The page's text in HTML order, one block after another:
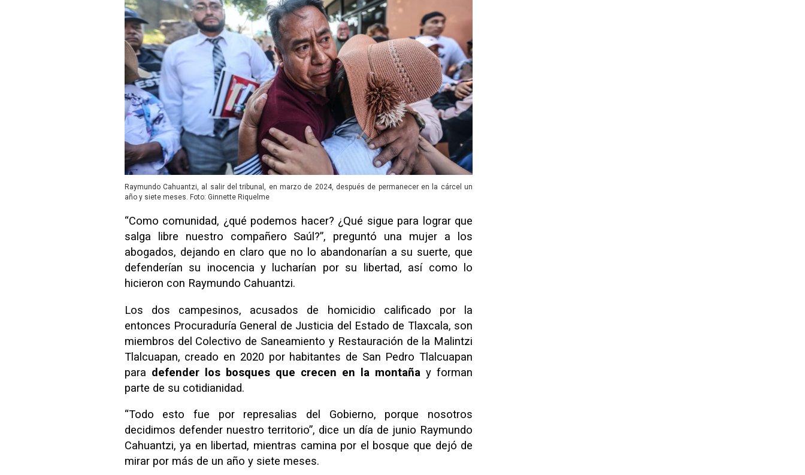
Raymundo Cahuantzi, al salir del tribunal, en marzo de 2024, después de permanecer en la cárcel un
año y siete meses. Foto: Ginnette Riquelme
“Como comunidad, ¿qué podemos hacer? ¿Qué sigue para lograr que
salga libre nuestro compañero Saúl?”, preguntó una mujer a los
abogados, dejando en claro que no lo abandonarían a su suerte, que
defenderían su inocencia y lucharían por su libertad, así como lo
hicieron con Raymundo Cahuantzi.
Los dos campesinos, acusados de homicidio calificado por la
entonces Procuraduría General de Justicia del Estado de Tlaxcala, son
miembros del Colectivo de Saneamiento y Restauración de la Malintzi
Tlalcuapan, creado en 2020 por habitantes de San Pedro Tlalcuapan
para defender los bosques que crecen en la montaña y forman
parte de su cotidianidad.
“Todo esto fue por represalias del Gobierno, porque nosotros
decidimos defender nuestro territorio”, dice un día de junio Raymundo
Cahuantzi, ya en libertad, mientras camina por el bosque que dejó de
mirar por más de un año y siete meses.